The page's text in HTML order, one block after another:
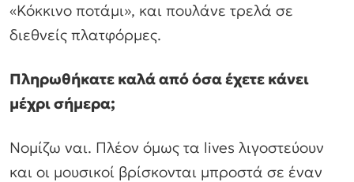
«Κόκκινο ποτάμι», και πουλάνε τρελά σε
διεθνείς πλατφόρμες.
Πληρωθήκατε καλά από όσα έχετε κάνει
μέχρι σήμερα;
Νομίζω ναι. Πλέον όμως τα lives λιγοστεύουν
και οι μουσικοί βρίσκονται μπροστά σε έναν